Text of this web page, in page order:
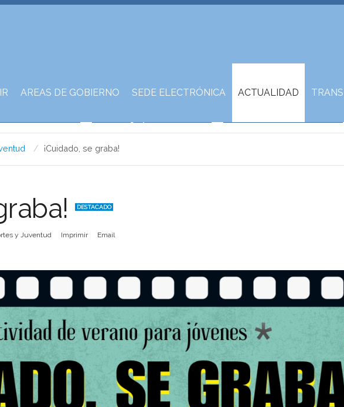
AREAS DE GOBIERNO SEDE ELECTRÓNICA ACTUALIDAD
¡Cuidado, se graba!
DESTACADO
y Juventud Imprimir Email